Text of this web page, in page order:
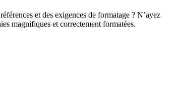
et des exigences de formatage ? N’ayez
magnifiques et correctement formatées.